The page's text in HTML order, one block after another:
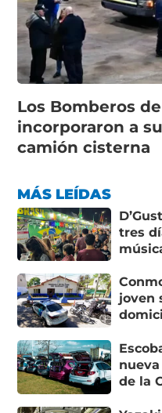
Los Bomberos
incorporaron a
camión cisterna
MÁS LEÍDAS
tres
joven
de la